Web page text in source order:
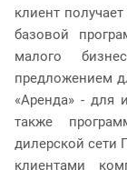
клиент
базовой
малого
предложением
«Аренда» - для
также
дилерской
клиентами